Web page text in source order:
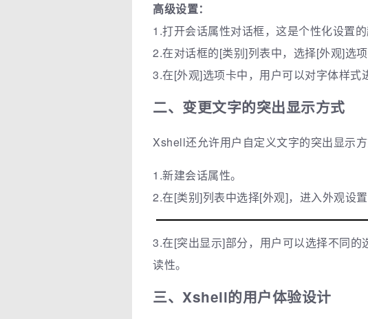
高级设置：
1.打开会话属性对话框，这是个性化设置的
2.在对话框的[类别]列表中，选择[外观]选项
3.在[外观]选项卡中，用户可以对字体样
二、变更文字的突出显示方式
Xshell还允许用户自定义文字的突出显示
1.新建会话属性。
2.在[类别]列表中选择[外观]，进入外观设置
3.在[突出显示]部分，用户可以选择不同
读性。
三、Xshell的用户体验设计